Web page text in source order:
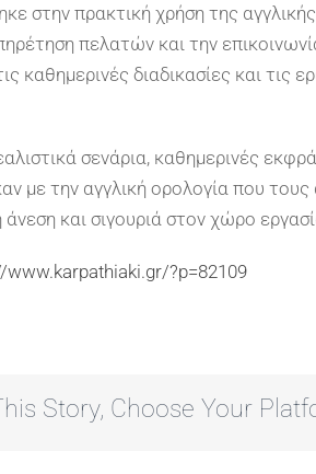
στην πρακτική χρήση της
πελατών και την
καθημερινές διαδικασίες και
σενάρια, καθημερινές
με την αγγλική ορολογία που
και σιγουριά στον χώρο
www.karpathiaki.gr/?p=82109
Story, Choose Your